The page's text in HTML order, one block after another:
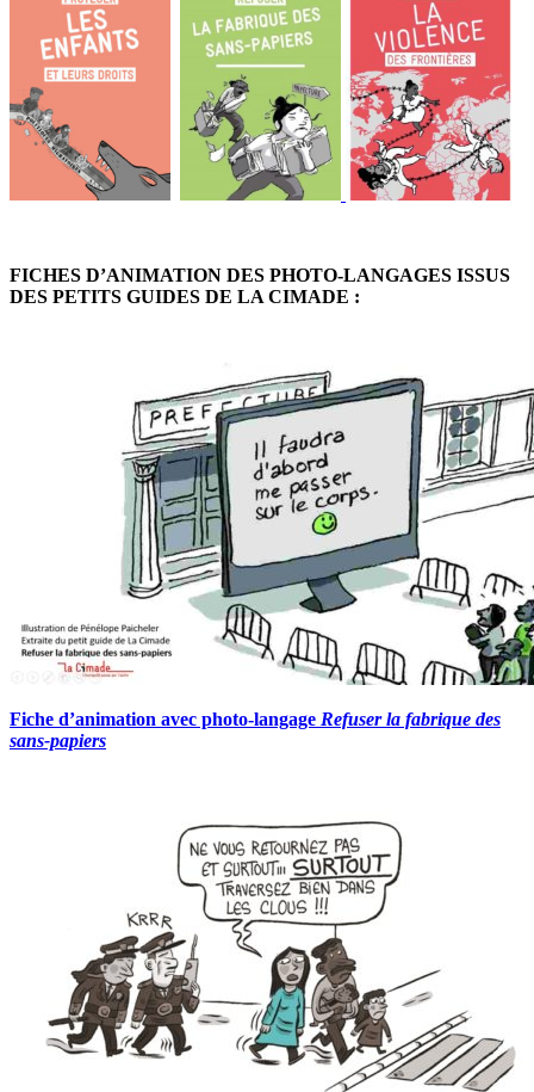
FICHES D’ANIMATION DES PHOTO-LANGAGES ISSUS
DES PETITS GUIDES DE LA CIMADE :
Fiche d’animation avec photo-langage Refuser la fabrique des
sans-papiers